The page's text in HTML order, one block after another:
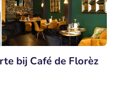
bij Café de Florèz